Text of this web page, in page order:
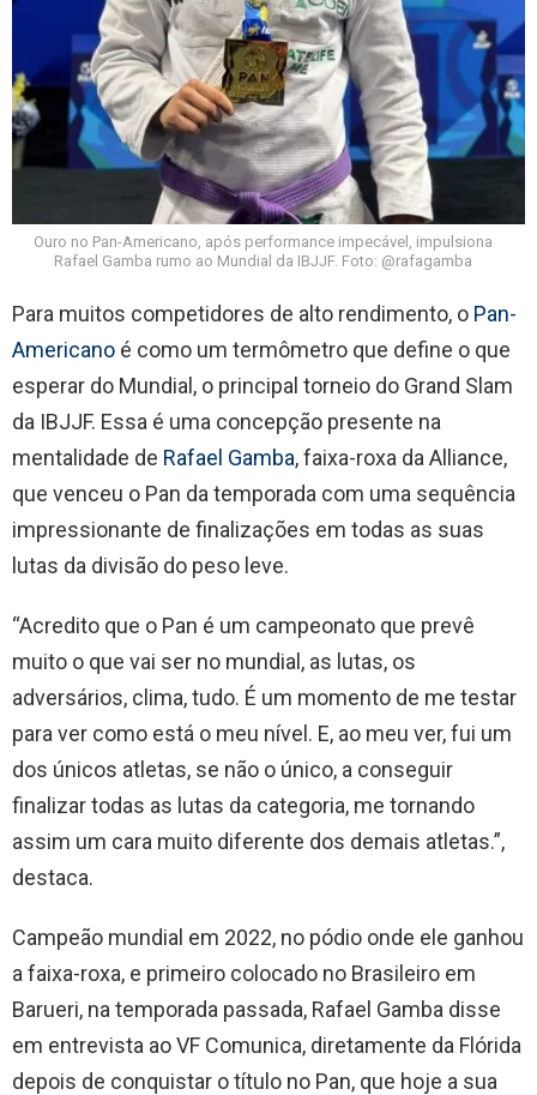
Ouro no Pan-Americano, após performance impecável, impulsiona
Rafael Gamba rumo ao Mundial da IBJJF. Foto: @rafagamba
Para muitos competidores de alto rendimento, o Pan-
Americano é como um termômetro que define o que
esperar do Mundial, o principal torneio do Grand Slam
da IBJJF. Essa é uma concepção presente na
mentalidade de Rafael Gamba, faixa-roxa da Alliance,
que venceu o Pan da temporada com uma sequência
impressionante de finalizações em todas as suas
lutas da divisão do peso leve.
“Acredito que o Pan é um campeonato que prevê
muito o que vai ser no mundial, as lutas, os
adversários, clima, tudo. É um momento de me testar
para ver como está o meu nível. E, ao meu ver, fui um
dos únicos atletas, se não o único, a conseguir
finalizar todas as lutas da categoria, me tornando
assim um cara muito diferente dos demais atletas.”,
destaca.
Campeão mundial em 2022, no pódio onde ele ganhou
a faixa-roxa, e primeiro colocado no Brasileiro em
Barueri, na temporada passada, Rafael Gamba disse
em entrevista ao VF Comunica, diretamente da Flórida
depois de conquistar o título no Pan, que hoje a sua